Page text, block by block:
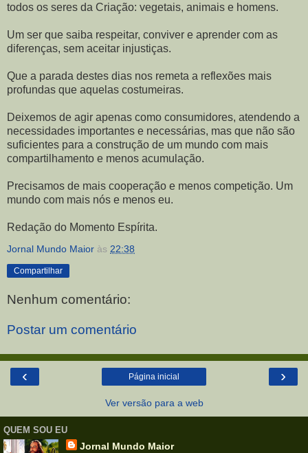
todos os seres da Criação: vegetais, animais e homens.
Um ser que saiba respeitar, conviver e aprender com as
diferenças, sem aceitar injustiças.
Que a parada destes dias nos remeta a reflexões mais
profundas que aquelas costumeiras.
Deixemos de agir apenas como consumidores, atendendo a
necessidades importantes e necessárias, mas que não são
suficientes para a construção de um mundo com mais
compartilhamento e menos acumulação.
Precisamos de mais cooperação e menos competição. Um
mundo com mais nós e menos eu.
Redação do Momento Espírita.
Jornal Mundo Maior às 22:38
Compartilhar
Nenhum comentário:
Postar um comentário
‹ ›
Página inicial
Ver versão para a web
QUEM SOU EU
Jornal Mundo Maior